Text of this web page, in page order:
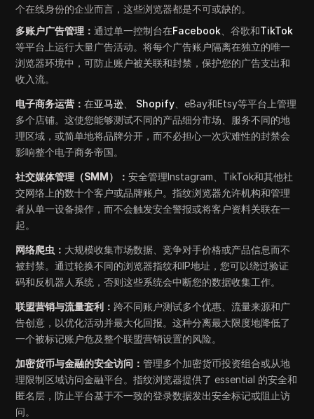
个在线身份的企业而言，这些浏览器都是不可或缺的。
多账户广告管理：通过单一控制台在Facebook 、谷歌和TikTok
等平台上运行大量广告活动。将每个广告账户隔离在独立的唯一
浏览器环境中，可防止账户被关联和封禁，保护您的广告支出和
收入流。
电子商务运营：在亚马逊 Shopify 、eBay和Etsy等平台上管理
多个店铺。这使您能够测试不同的产品细分市场、服务不同的地
理区域，或简单地将品牌分开，而不必担心一次灾难性的封禁会
影响整个电子商务帝国。
社交媒体管理（SMM）：安全管理Instagram、TikTok和其他社
交网络上的数十个客户或品牌账户。指纹浏览器允许机构和管理
者从单一设备操作，而不会触发安全警报或将客户资料关联在一
起。
网络爬虫： 大规模收集市场数据、竞争对手价格或产品信息而不
被封禁。通过轮换不同的浏览器指纹和IP地址，您可以绕过验证
码和反机器人系统，否则这些系统会中断您的数据收集工作。
联盟营销与流量套利： 跨不同账户测试多个优惠、流量来源和广
告创意，以优化活动并最大化回报。这种分离最大限度地降低了
一个被标记账户危及整个联盟营销设置的风险。
加密货币与金融的安全访问：管理多个加密货币投资组合或从地
理限制区域访问金融平台。指纹浏览器提供了 essential 的安全和
匿名层，防止平台基于不一致的登录数据发出安全标记或阻止访
问。